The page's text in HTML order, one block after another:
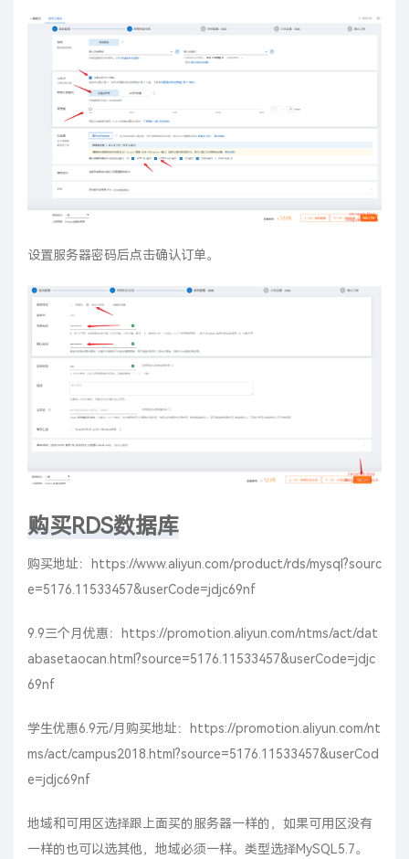
设置服务器密码后点击确认订单。
购买RDS数据库
购买地址：
https://www.aliyun.com/product/rds/mysql?sourc
e=5176.11533457&userCode=jdjc69nf
9.9三个月优惠：
https://promotion.aliyun.com/ntms/act/dat
abasetaocan.html?source=5176.11533457&userCode=jdjc
69nf
学生优惠6.9元/月购买地址：
https://promotion.aliyun.com/nt
ms/act/campus2018.html?source=5176.11533457&userCod
e=jdjc69nf
地域和可用区选择跟上面买的服务器一样的，如果可用区没有
一样的也可以选其他，地域必须一样。类型选择MySQL5.7。